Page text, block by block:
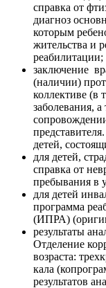
справка от
диагноз
которым
жительства и
реабилитации;
заключение
(наличии)
коллективе (в
заболевания,
детей,
для детей,
справка от
пребывания в
для детей
программа
(ИПРА)
результаты
Отделение
возраста:
кала
результатов